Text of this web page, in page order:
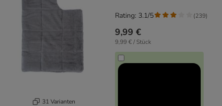
31 Varianten
9,99 €
9,99 € / Stück
Rating: 3.1/5 (239)